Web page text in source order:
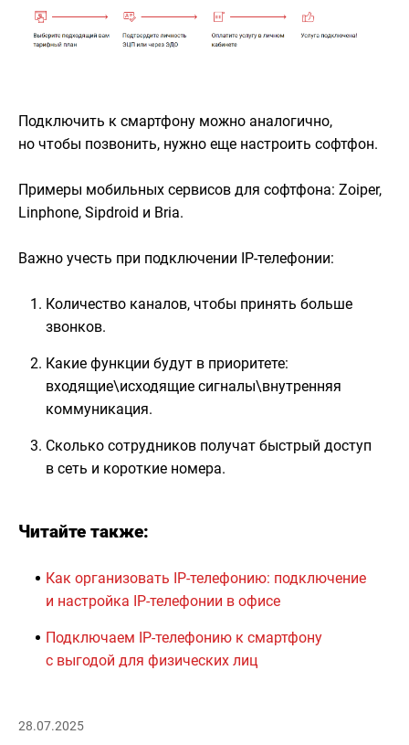
Подключить к смартфону можно аналогично,
но чтобы позвонить, нужно еще настроить софтфон.
Примеры мобильных сервисов для софтфона: Zoiper,
Linphone, Sipdroid и Bria.
Важно учесть при подключении IP-телефонии:
Количество каналов, чтобы принять больше
звонков.
Какие функции будут в приоритете:
входящие\исходящие сигналы\внутренняя
коммуникация.
Сколько сотрудников получат быстрый доступ
в сеть и короткие номера.
Читайте также:
Как организовать IP-телефонию: подключение
и настройка IP-телефонии в офисе
Подключаем IP-телефонию к смартфону
с выгодой для физических лиц
28.07.2025